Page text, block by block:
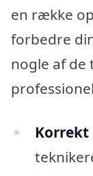
en række
forbedre
nogle af de